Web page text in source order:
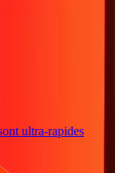
ultra-rapides